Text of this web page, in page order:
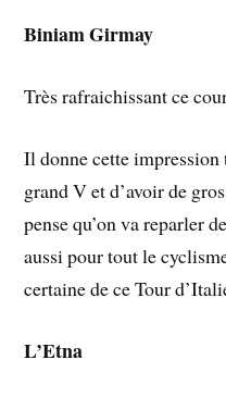
Biniam Girmay
Très rafraichissant ce
Il donne cette impression
grand V et d’avoir de
pense qu’on va reparler
aussi pour tout le
certaine de ce Tour
L’Etna